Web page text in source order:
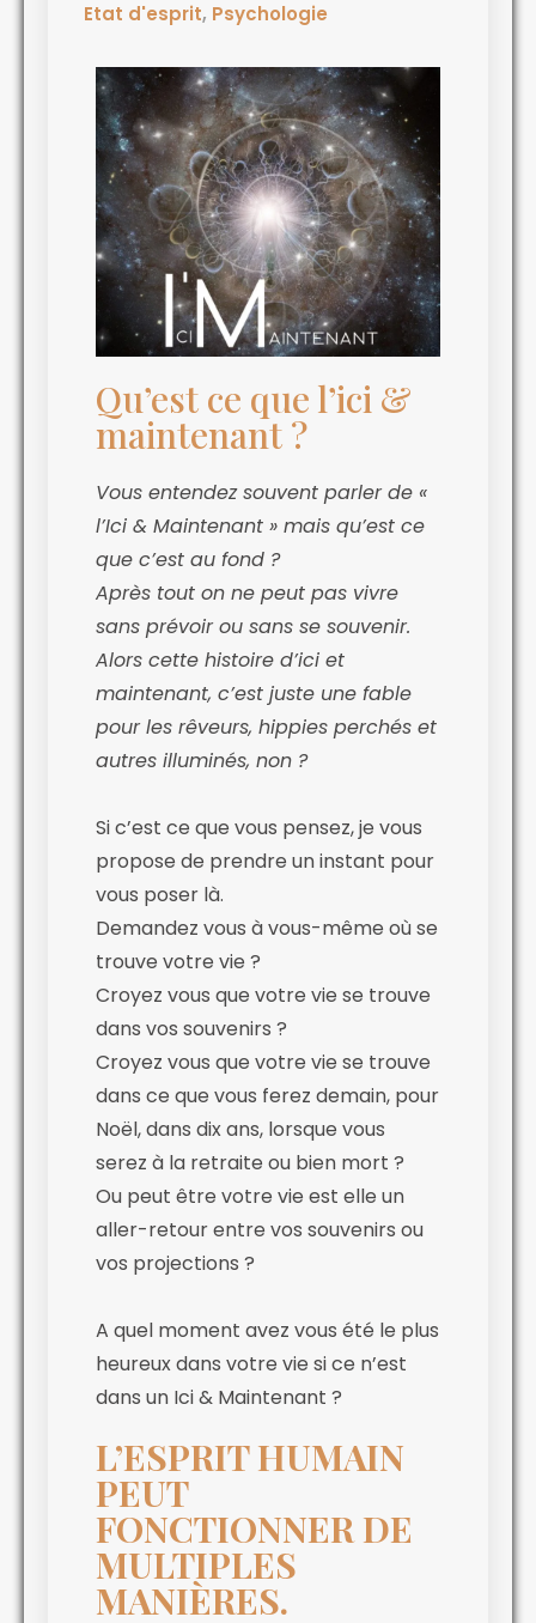
Etat d'esprit, Psychologie
Qu’est ce que l’ici &
maintenant ?
Vous entendez souvent parler de «
l’Ici & Maintenant » mais qu’est ce
que c’est au fond ?
Après tout on ne peut pas vivre
sans prévoir ou sans se souvenir.
Alors cette histoire d’ici et
maintenant, c’est juste une fable
pour les rêveurs, hippies perchés et
autres illuminés, non ?
Si c’est ce que vous pensez, je vous
propose de prendre un instant pour
vous poser là.
Demandez vous à vous-même où se
trouve votre vie ?
Croyez vous que votre vie se trouve
dans vos souvenirs ?
Croyez vous que votre vie se trouve
dans ce que vous ferez demain, pour
Noël, dans dix ans, lorsque vous
serez à la retraite ou bien mort ?
Ou peut être votre vie est elle un
aller-retour entre vos souvenirs ou
vos projections ?
A quel moment avez vous été le plus
heureux dans votre vie si ce n’est
dans un Ici & Maintenant ?
L’ESPRIT HUMAIN
PEUT
FONCTIONNER DE
MULTIPLES
MANIÈRES.